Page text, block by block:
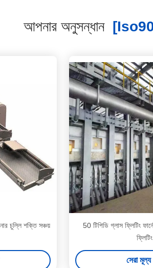
আপনার অনুসন্ধান
চুল্লি শক্তি সঞ্চয়
50 টিপিডি গ্লাস ফ্লিটিং
ফ্লিটিং
সেরা মূল্য